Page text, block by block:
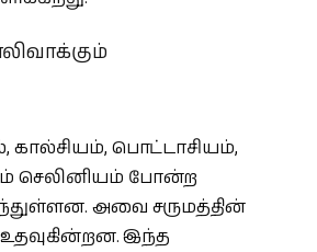
பொட்டாசியம்,
செலினியம் போன்ற
அவை சருமத்தின்
உதவுகின்றன. இந்த